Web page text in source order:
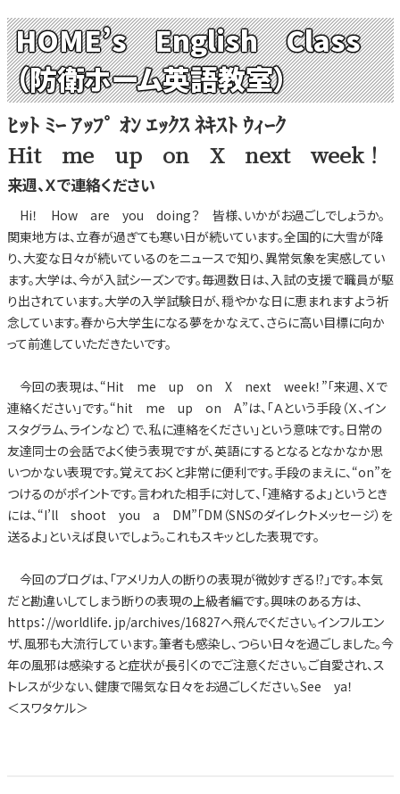
HOME’s English Class
（防衛ホーム英語教室）
ﾋｯﾄ ﾐｰ ｱｯﾌﾟ ｵﾝ ｴｯｸｽ ﾈｷｽﾄ ｳｨｰｸ
Hit me up on X next week！
来週、Ｘで連絡ください
Hi！ How are you doing？ 皆様、いかがお過ごしでしょうか。
関東地方は、立春が過ぎても寒い日が続いています。全国的に大雪が降
り、大変な日々が続いているのをニュースで知り、異常気象を実感してい
ます。大学は、今が入試シーズンです。毎週数日は、入試の支援で職員が駆
り出されています。大学の入学試験日が、穏やかな日に恵まれますよう祈
念しています。春から大学生になる夢をかなえて、さらに高い目標に向か
って前進していただきたいです。
今回の表現は、“Hit me up on X next week！”「来週、Ｘで
連絡ください」です。“hit me up on A”は、「Ａという手段（Ｘ、イン
スタグラム、ラインなど）で、私に連絡をください」という意味です。日常の
友達同士の会話でよく使う表現ですが、英語にするとなるとなかなか思
いつかない表現です。覚えておくと非常に便利です。手段のまえに、“on”を
つけるのがポイントです。言われた相手に対して、「連絡するよ」というとき
には、“I’ll shoot you a DM”「DM（SNSのダイレクトメッセージ）を
送るよ」といえば良いでしょう。これもスキッとした表現です。
今回のブログは、「アメリカ人の断りの表現が微妙すぎる!?」です。本気
だと勘違いしてしまう断りの表現の上級者編です。興味のある方は、
https：//worldlife．jp/archives/16827へ飛んでください。インフルエン
ザ、風邪も大流行しています。筆者も感染し、つらい日々を過ごしました。今
年の風邪は感染すると症状が長引くのでご注意ください。ご自愛され、ス
トレスが少ない、健康で陽気な日々をお過ごしください。See ya！
＜スワタケル＞